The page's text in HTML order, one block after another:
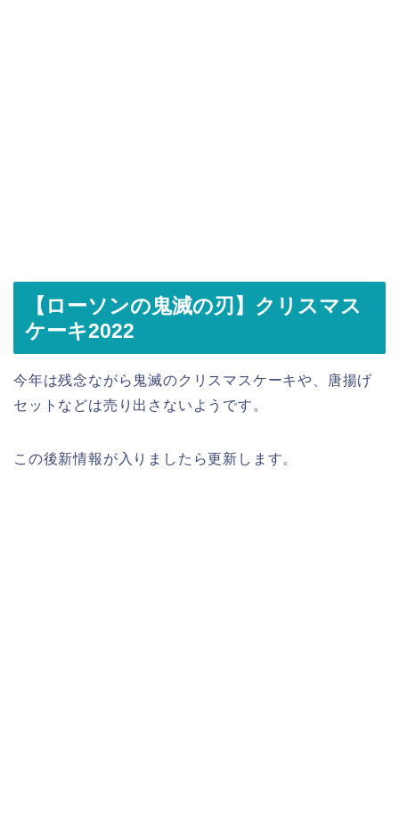
【ローソンの鬼滅の刃】クリスマス
ケーキ2022
今年は残念ながら鬼滅のクリスマスケーキや、唐揚げ
セットなどは売り出さないようです。
この後新情報が入りましたら更新します。